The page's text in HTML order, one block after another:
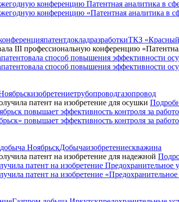
конференцию «Патентная аналитика в
патентдокладразработкиТКЗ
III профессиональную конференцию
способ повышения эффективности
изобретениетрубопроводгазопровод
патент на изобретение для осушки
повышает эффективность контроля за
НоябрьскДобычаизобретениескважина
патент на изобретение для надежной
патент на изобретение